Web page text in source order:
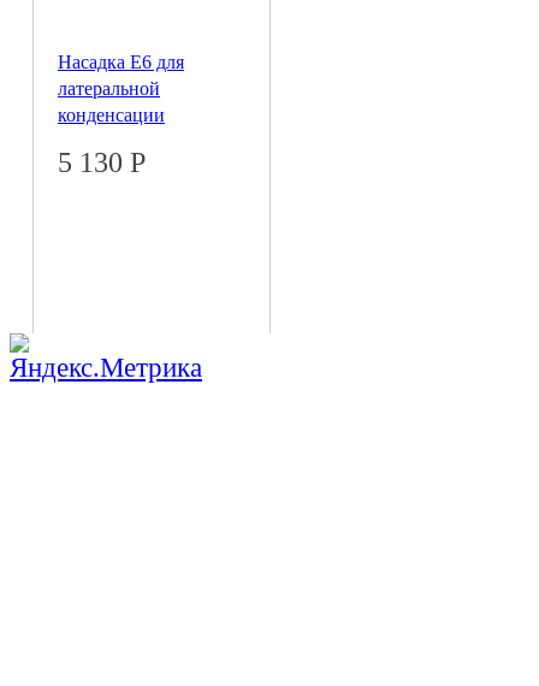
Насадка E6 для
латеральной
конденсации
5 130 Р